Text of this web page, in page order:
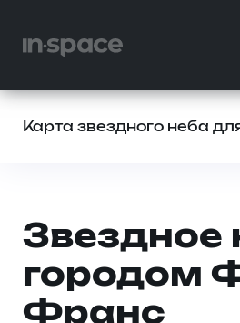
Карта звездного неба
Звездное
городом
Франс